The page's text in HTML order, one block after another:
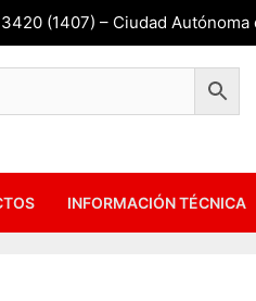
(1407) – Ciudad
INFORMACIÓN TÉCNICA